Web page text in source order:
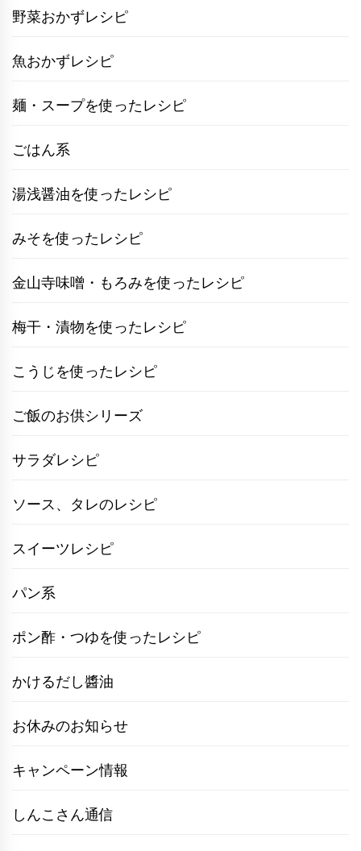
野菜おかずレシピ
魚おかずレシピ
麺・スープを使ったレシピ
ごはん系
湯浅醤油を使ったレシピ
みそを使ったレシピ
金山寺味噌・もろみを使ったレシピ
梅干・漬物を使ったレシピ
こうじを使ったレシピ
ご飯のお供シリーズ
サラダレシピ
ソース、タレのレシピ
スイーツレシピ
パン系
ポン酢・つゆを使ったレシピ
かけるだし醬油
お休みのお知らせ
キャンペーン情報
しんこさん通信